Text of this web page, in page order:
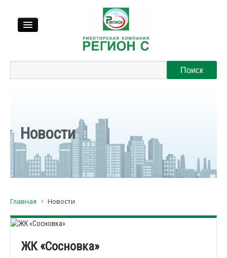
Регионы
Новости
Главная Новости
ЖК «Сосновка»